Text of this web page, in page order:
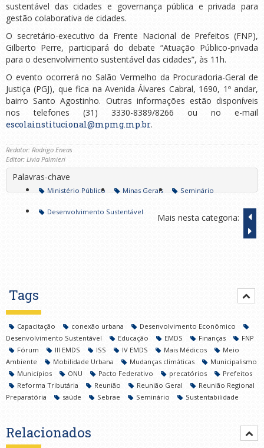
sustentável das cidades e governança pública e privada para
gestão colaborativa de cidades.
O secretário-executivo da Frente Nacional de Prefeitos (FNP),
Gilberto Perre, participará do debate “Atuação Público-privada
para o desenvolvimento sustentável das cidades”, às 11h.
O evento ocorrerá no Salão Vermelho da Procuradoria-Geral de
Justiça (PGJ), que fica na Avenida Álvares Cabral, 1690, 1º andar,
bairro Santo Agostinho. Outras informações estão disponíveis
nos telefones (31) 3330-8389/8266 ou no e-mail
escolainstitucional@mpmg.mp.br.
Redator: Rodrigo Eneas
Editor: Livia Palmieri
Palavras-chave
Ministério Público Minas Gerais Seminário
Desenvolvimento Sustentável
Mais nesta categoria:
Tags
Capacitação conexão urbana
Desenvolvimento Econômico
Desenvolvimento Sustentável
Educação EMDS Finanças
FNP
Fórum
III EMDS ISS IV EMDS Mais Médicos
Meio
Ambiente
Mobilidade Urbana Mudanças climáticas
Municipalismo
Municípios
ONU Pacto Federativo precatórios
Prefeitos
Reforma Tributária
Reunião Reunião Geral
Reunião Regional
Preparatória
saúde Sebrae Seminário Sustentabilidade
Relacionados